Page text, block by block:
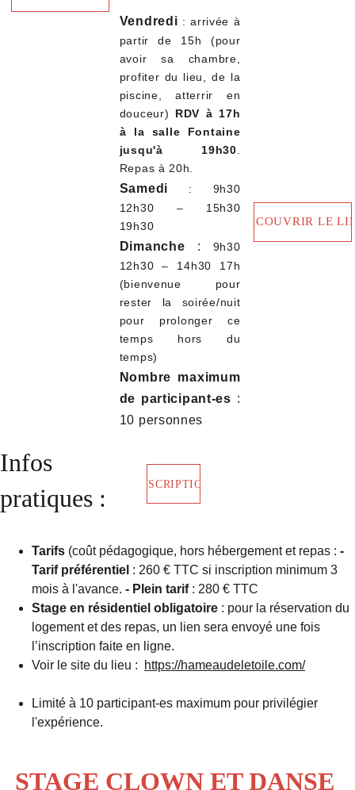
Vendredi : arrivée à
partir de 15h (pour
avoir sa chambre,
profiter du lieu, de la
piscine, atterrir en
douceur) RDV à 17h
à la salle Fontaine
jusqu'à 19h30
Repas à 20h.
Samedi
: 9h30
12h30 – 15h30
19h30
Dimanche : 9h30
12h30 – 14h30 17h
(bienvenue pour
rester la soirée/nuit
pour prolonger ce
temps hors du
temps)
Nombre maximum
de participant-es :
10 personnes
DÉCOUVRIR LE
Tarifs (coût pédagogique, hors hébergement et repas : -
Tarif préférentiel : 260 € TTC si inscription minimum 3
mois à l'avance. - Plein tarif : 280 € TTC
Stage en résidentiel obligatoire : pour la réservation du
logement et des repas, un lien sera envoyé une fois
l’inscription faite en ligne.
Voir le site du lieu :
https://hameaudeletoile.com/
Limité à 10 participant-es maximum pour privilégier
l'expérience.
Infos
pratiques :
INSCRIPTION
STAGE CLOWN ET DANSE